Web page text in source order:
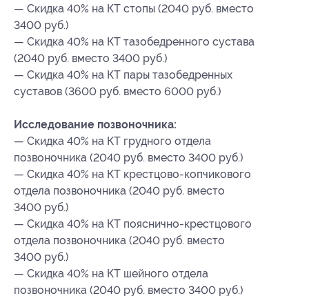
— Скидка 40% на КТ стопы (2040 руб. вместо
3400 руб.)
— Скидка 40% на КТ тазобедренного сустава
(2040 руб. вместо 3400 руб.)
— Скидка 40% на КТ пары тазобедренных
суставов (3600 руб. вместо 6000 руб.)
Исследование позвоночника:
— Скидка 40% на КТ грудного отдела
позвоночника (2040 руб. вместо 3400 руб.)
— Скидка 40% на КТ крестцово-копчикового
отдела позвоночника (2040 руб. вместо
3400 руб.)
— Скидка 40% на КТ пояснично-крестцового
отдела позвоночника (2040 руб. вместо
3400 руб.)
— Скидка 40% на КТ шейного отдела
позвоночника (2040 руб. вместо 3400 руб.)